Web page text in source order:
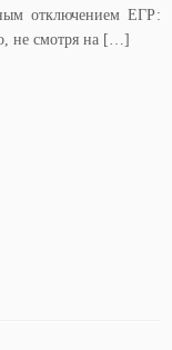
отключением ЕГР:
не смотря на […]